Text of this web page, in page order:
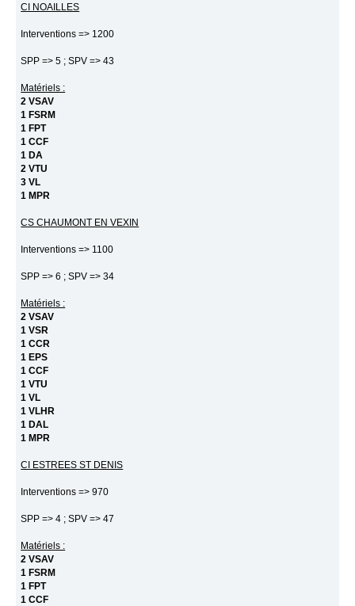
CI NOAILLES
Interventions => 1200
SPP => 5 ; SPV => 43
Matériels :
2 VSAV
1 FSRM
1 FPT
1 CCF
1 DA
2 VTU
3 VL
1 MPR
CS CHAUMONT EN VEXIN
Interventions => 1100
SPP => 6 ; SPV => 34
Matériels :
2 VSAV
1 VSR
1 CCR
1 EPS
1 CCF
1 VTU
1 VL
1 VLHR
1 DAL
1 MPR
CI ESTREES ST DENIS
Interventions => 970
SPP => 4 ; SPV => 47
Matériels :
2 VSAV
1 FSRM
1 FPT
1 CCF